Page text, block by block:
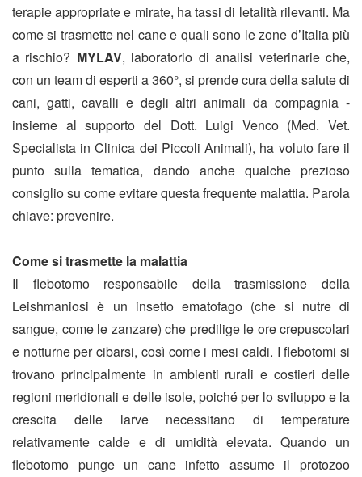
terapie appropriate e mirate, ha tassi di letalità rilevanti. Ma
come si trasmette nel cane e quali sono le zone d’Italia più
a rischio? MYLAV, laboratorio di analisi veterinarie che,
con un team di esperti a 360°, si prende cura della salute di
cani, gatti, cavalli e degli altri animali da compagnia -
insieme al supporto del Dott. Luigi Venco (Med. Vet.
Specialista in Clinica dei Piccoli Animali), ha voluto fare il
punto sulla tematica, dando anche qualche prezioso
consiglio su come evitare questa frequente malattia. Parola
chiave: prevenire.
Come si trasmette la malattia
Il flebotomo responsabile della trasmissione della
Leishmaniosi è un insetto ematofago (che si nutre di
sangue, come le zanzare) che predilige le ore crepuscolari
e notturne per cibarsi, così come i mesi caldi. I flebotomi si
trovano principalmente in ambienti rurali e costieri delle
regioni meridionali e delle isole, poiché per lo sviluppo e la
crescita delle larve necessitano di temperature
relativamente calde e di umidità elevata. Quando un
flebotomo punge un cane infetto assume il protozoo